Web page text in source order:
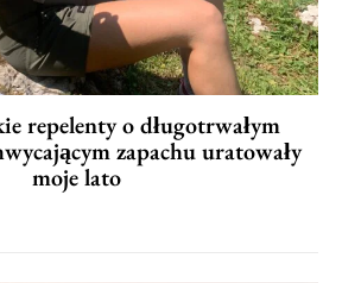
repelenty o długotrwałym
zapachu uratowały
moje lato